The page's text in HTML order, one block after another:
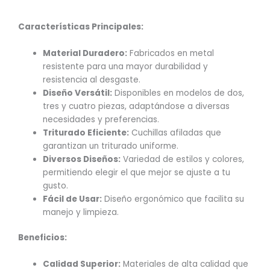
Características Principales:
Material Duradero: Fabricados en metal
resistente para una mayor durabilidad y
resistencia al desgaste.
Diseño Versátil: Disponibles en modelos de dos,
tres y cuatro piezas, adaptándose a diversas
necesidades y preferencias.
Triturado Eficiente: Cuchillas afiladas que
garantizan un triturado uniforme.
Diversos Diseños: Variedad de estilos y colores,
permitiendo elegir el que mejor se ajuste a tu
gusto.
Fácil de Usar: Diseño ergonómico que facilita su
manejo y limpieza.
Beneficios:
Calidad Superior: Materiales de alta calidad que